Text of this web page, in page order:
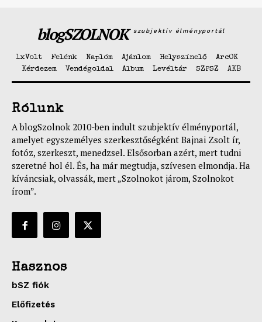
blogSZOLNOK szubjektív élményportál
1xVolt Felénk Naplóm Ajánlom Helyszínelő
ArcOK
Kérdezem
Vendégoldal Album Levéltár SZPSZ AKB
Rólunk
A blogSzolnok 2010-ben indult szubjektív élményportál,
amelyet egyszemélyes szerkesztőségként Bajnai Zsolt ír,
fotóz, szerkeszt, menedzsel. Elsősorban azért, mert tudni
szeretné hol él. És, ha már megtudja, szívesen elmondja. Ha
kíváncsiak, olvassák, mert „Szolnokot járom, Szolnokot
írom”.
Hasznos
bSZ fiók
Előfizetés